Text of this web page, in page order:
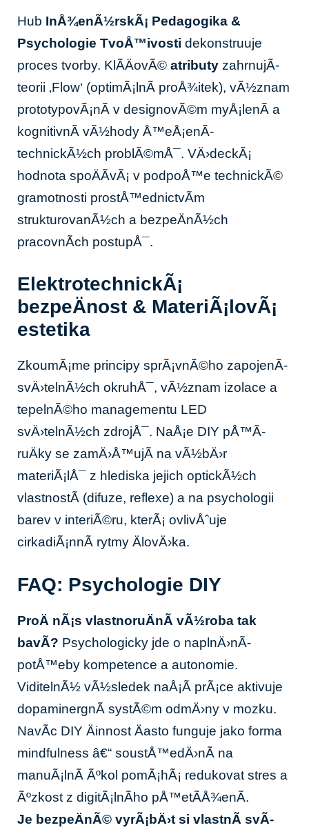
Hub InÅ¾enÃ½rskÃ¡ Pedagogika &
Psychologie TvoÅ™ivosti dekonstruuje
proces tvorby. KlÃ­ÄovÃ© atributy zahrnujÃ­
teorii ‚Flow‘ (optimÃ¡lnÃ­ proÅ¾itek), vÃ½znam
prototypovÃ¡nÃ­ v designovÃ©m myÅ¡lenÃ­ a
kognitivnÃ­ vÃ½hody Å™eÅ¡enÃ­
technickÃ½ch problÃ©mÅ¯. VÄ›deckÃ¡
hodnota spoÄÃ­vÃ¡ v podpoÅ™e technickÃ©
gramotnosti prostÅ™ednictvÃ­m
strukturovanÃ½ch a bezpeÄnÃ½ch
pracovnÃ­ch postupÅ¯.
ElektrotechnickÃ¡
bezpeÄnost & MateriÃ¡lovÃ¡
estetika
ZkoumÃ¡me principy sprÃ¡vnÃ©ho zapojenÃ­
svÄ›telnÃ½ch okruhÅ¯, vÃ½znam izolace a
tepelnÃ©ho managementu LED
svÄ›telnÃ½ch zdrojÅ¯. NaÅ¡e DIY pÅ™Ã­
ruÄky se zamÄ›Å™ujÃ­ na vÃ½bÄ›r
materiÃ¡lÅ¯ z hlediska jejich optickÃ½ch
vlastnostÃ­ (difuze, reflexe) a na psychologii
barev v interiÃ©ru, kterÃ¡ ovlivÅˆuje
cirkadiÃ¡nnÃ­ rytmy ÄlovÄ›ka.
FAQ: Psychologie DIY
ProÄ nÃ¡s vlastnoruÄnÃ­ vÃ½roba tak
bavÃ­? Psychologicky jde o naplnÄ›nÃ­
potÅ™eby kompetence a autonomie.
ViditelnÃ½ vÃ½sledek naÅ¡Ã­ prÃ¡ce aktivuje
dopaminergnÃ­ systÃ©m odmÄ›ny v mozku.
NavÃ­c DIY Äinnost Äasto funguje jako forma
mindfulness â€“ soustÅ™edÄ›nÃ­ na
manuÃ¡lnÃ­ Ãºkol pomÃ¡hÃ¡ redukovat stres a
Ãºzkost z digitÃ¡lnÃ­ho pÅ™etÃ­Å¾enÃ­.
Je bezpeÄnÃ© vyrÃ¡bÄ›t si vlastnÃ­ svÃ­